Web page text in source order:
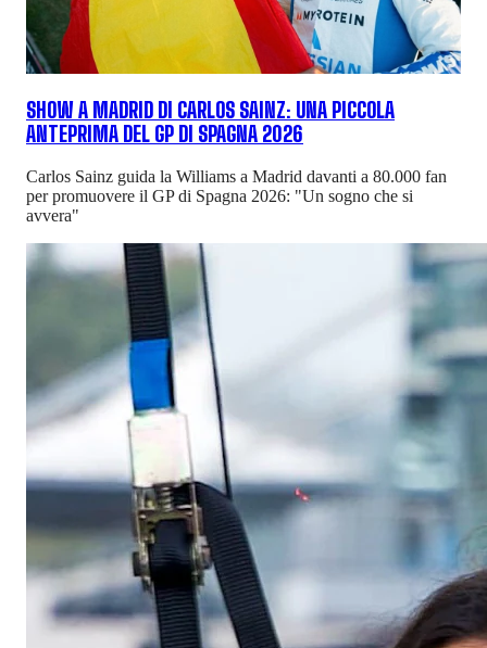
SHOW A MADRID DI CARLOS SAINZ: UNA PICCOLA
ANTEPRIMA DEL GP DI SPAGNA 2026
Carlos Sainz guida la Williams a Madrid davanti a 80.000 fan
per promuovere il GP di Spagna 2026: "Un sogno che si
avvera"